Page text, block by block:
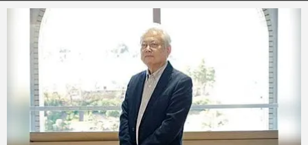
源＆新垣結衣らを抑えた1…
週刊女性2026年7月7日・14日号 2026/7/6
星野源ANN終了発表でファン動揺！「10
年」が示す意味とは？
週刊女性PRIME 2026/2/19
マクドナルドは広瀬すず＆宮崎あおい、十